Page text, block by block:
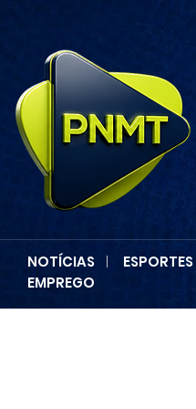
NOTÍCIAS | ESPORTES
EMPREGO